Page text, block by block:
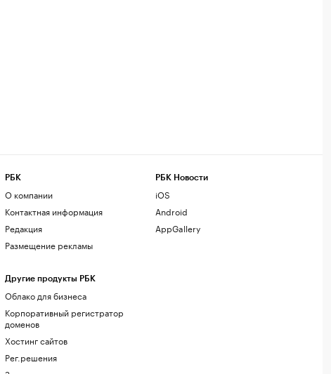
РБК
О компании
Контактная информация
Редакция
Размещение рекламы
Другие продукты РБК
Облако для бизнеса
Корпоративный регистратор
доменов
Хостинг сайтов
Рег.решения
РБК Новости
iOS
Android
AppGallery